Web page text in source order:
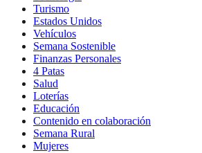
Turismo
Estados Unidos
Vehículos
Semana Sostenible
Finanzas Personales
4 Patas
Salud
Loterías
Educación
Contenido en colaboración
Semana Rural
Mujeres